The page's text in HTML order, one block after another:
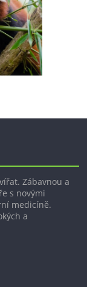
Zábavnou a
s novými
medicíně.
a